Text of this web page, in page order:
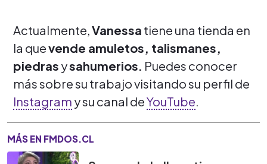
Actualmente, Vanessa tiene una tienda en
la quevende amuletos, talismanes,
piedras ysahumerios. Puedes conocer
más sobre su trabajo visitando su perfil de
Instagram y su canal deYouTube.
MÁS EN FMDOS.CL